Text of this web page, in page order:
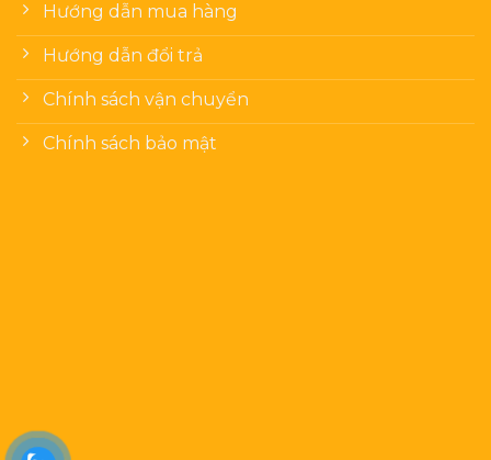
Hướng dẫn mua hàng
Hướng dẫn đổi trả
Chính sách vận chuyển
Chính sách bảo mật